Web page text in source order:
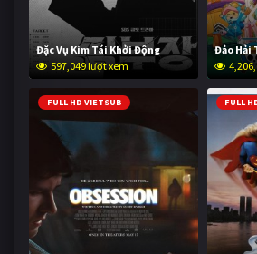
Đặc Vụ Kim Tái Khởi Động
597,049 lượt xem
Đảo Hải
FULL HD VIETSUB FULL